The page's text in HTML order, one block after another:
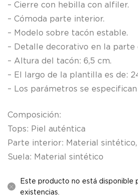
– Cierre con hebilla con alfiler.
– Cómoda parte interior.
– Modelo sobre tacón estable.
– Detalle decorativo en la parte
– Altura del tacón: 6,5 cm.
– El largo de la plantilla es de:
– Los parámetros se
Composición:
Tops: Piel auténtica
Parte interior: Material
Suela: Material sintético
Este producto no está disponible
existencias.